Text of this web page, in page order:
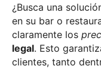
¿Busca una
en su bar o
claramente los
legal. Esto
clientes, tanto